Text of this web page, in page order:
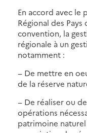
En accord avec le
Régional des
convention, la
régionale à un
notamment :
− De mettre en
de la réserve
− De réaliser ou
opérations
patrimoine